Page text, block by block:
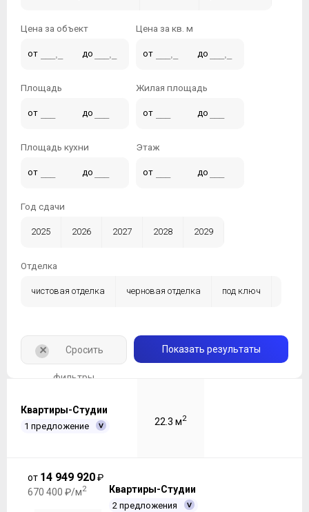
Цена за объект
от до
Цена за кв. м
от до
Площадь
от до
Жилая площадь
от до
Площадь кухни
от до
Этаж
от до
Год сдачи
2025 2026 2027 2028 2029
Отделка
чистовая отделка черновая отделка под ключ
Показать результаты
+ Сросить
фильтры
Квартиры-Студии
1 предложение 22.3 м2
от 14 949 920₽
670 400 ₽/м2 Квартиры-Студии
2 предложения